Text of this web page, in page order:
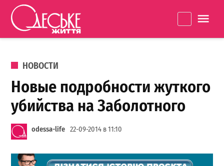
Перейти к содержанию
життя
ОПУБЛИКОВАНО В
НОВОСТИ
Новые подробности жуткого
убийства на Заболотного
odessa-life 22-09-2014 в 11:10